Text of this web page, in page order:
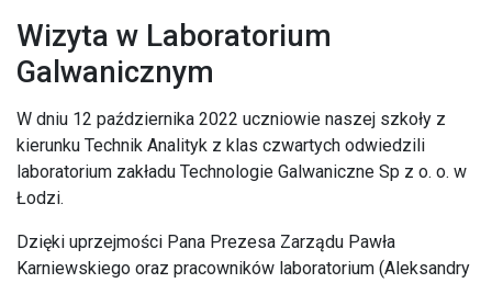
Wizyta w Laboratorium
Galwanicznym
W dniu 12 października 2022 uczniowie naszej szkoły z
kierunku Technik Analityk z klas czwartych odwiedzili
laboratorium zakładu Technologie Galwaniczne Sp z o. o. w
Łodzi.
Dzięki uprzejmości Pana Prezesa Zarządu Pawła
Karniewskiego oraz pracowników laboratorium (Aleksandry